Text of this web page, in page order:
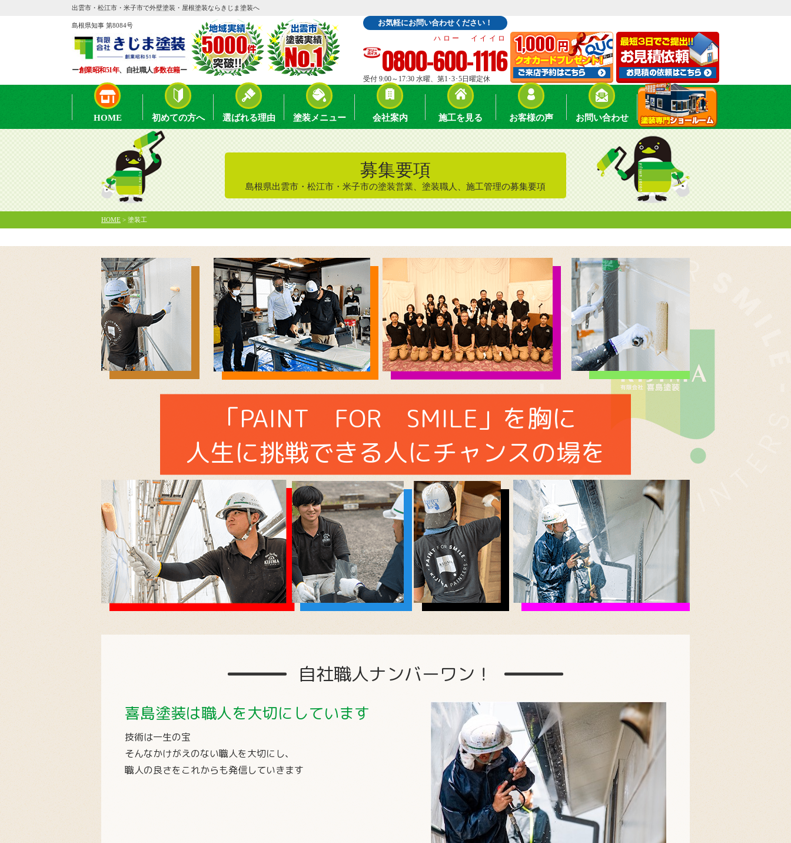
出雲市・松江市・米子市で外壁塗装・屋根塗装ならきじま塗装へ
島根県知事 第8084号
ー創業昭和51年、自社職人多数在籍ー
お気軽にお問い合わせください！
0800-600-1116
ハロー イイイロ
受付 9:00～17:30 水曜、第1･3･5日曜定休
HOME 初めての方へ 選ばれる理由 塗装メニュー 会社案内 施工を見る お客様の声 お問い合わせ
募集要項
島根県出雲市・松江市・米子市の塗装営業、塗装職人、施工管理の募集要項
HOME > 塗装工
「PAINT FOR SMILE」を胸に
人生に挑戦できる人にチャンスの場を
自社職人ナンバーワン！
喜島塗装は職人を大切にしています
技術は一生の宝
そんなかけがえのない職人を大切にし、
職人の良さをこれからも発信していきます